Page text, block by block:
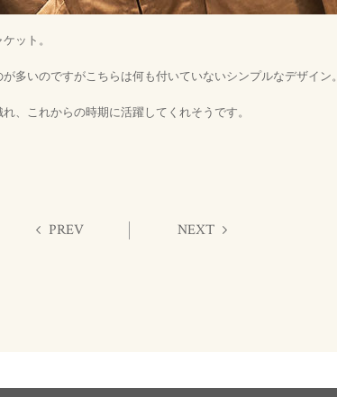
ット。
多いのですがこちらは何も付いていないシンプルなデザイン。
、これからの時期に活躍してくれそうです。
PREV NEXT